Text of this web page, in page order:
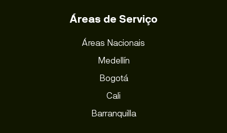
Áreas de Serviço
Áreas Nacionais
Medellín
Bogotá
Cali
Barranquilla